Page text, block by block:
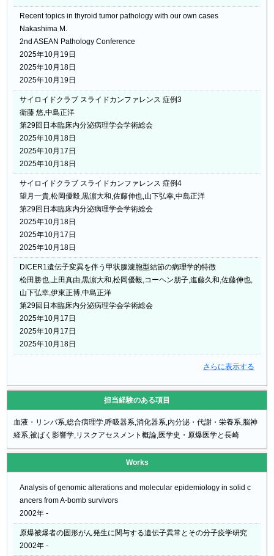
Recent topics in thyroid tumor pathology with our own cases
Nakashima M.
2nd ASEAN Pathology Conference
2025年10月19日
2025年10月18日
2025年10月19日
サイロイドクラブ スライドカンファレンス 症例3
衛藤 悠,中島正洋
第29回日本臨床内分泌病理学会学術総会
2025年10月18日
2025年10月17日
2025年10月18日
サイロイドクラブ スライドカンファレンス 症例4
望月一貴,松岡優毅,黒濵大和,佐藤伸也,山下弘幸,中島正洋
第29回日本臨床内分泌病理学会学術総会
2025年10月18日
2025年10月17日
2025年10月18日
DICER1遺伝子変異を伴う甲状腺濾胞型結節の病理学的特徴
松田勝也,上田真由,黒濵大和,松岡優毅,コーヘン朋子,進藤久和,佐藤伸也,
山下弘幸,伊東正博,中島正洋
第29回日本臨床内分泌病理学会学術総会
2025年10月17日
2025年10月17日
2025年10月18日
さらに表示する
担当経験のある項目
血液・リンパ系,総合病理学,呼吸器系,消化器系,内分泌・代謝・栄養系,脳神
経系,被ばく影響学,リスクアセスメント概論,医学史・原爆医学と長崎
Works
Analysis of genomic alterations and molecular epidemiology in solid c
ancers from A-bomb survivors
2002年 -
原爆被爆者の固形がん発生に関与する遺伝子異常とその分子疫学研究
2002年 -